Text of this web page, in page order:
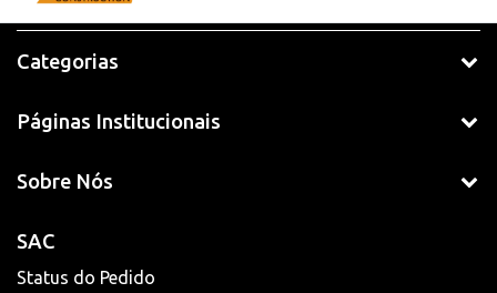
Categorias
Páginas Institucionais
Sobre Nós
SAC
Status do Pedido